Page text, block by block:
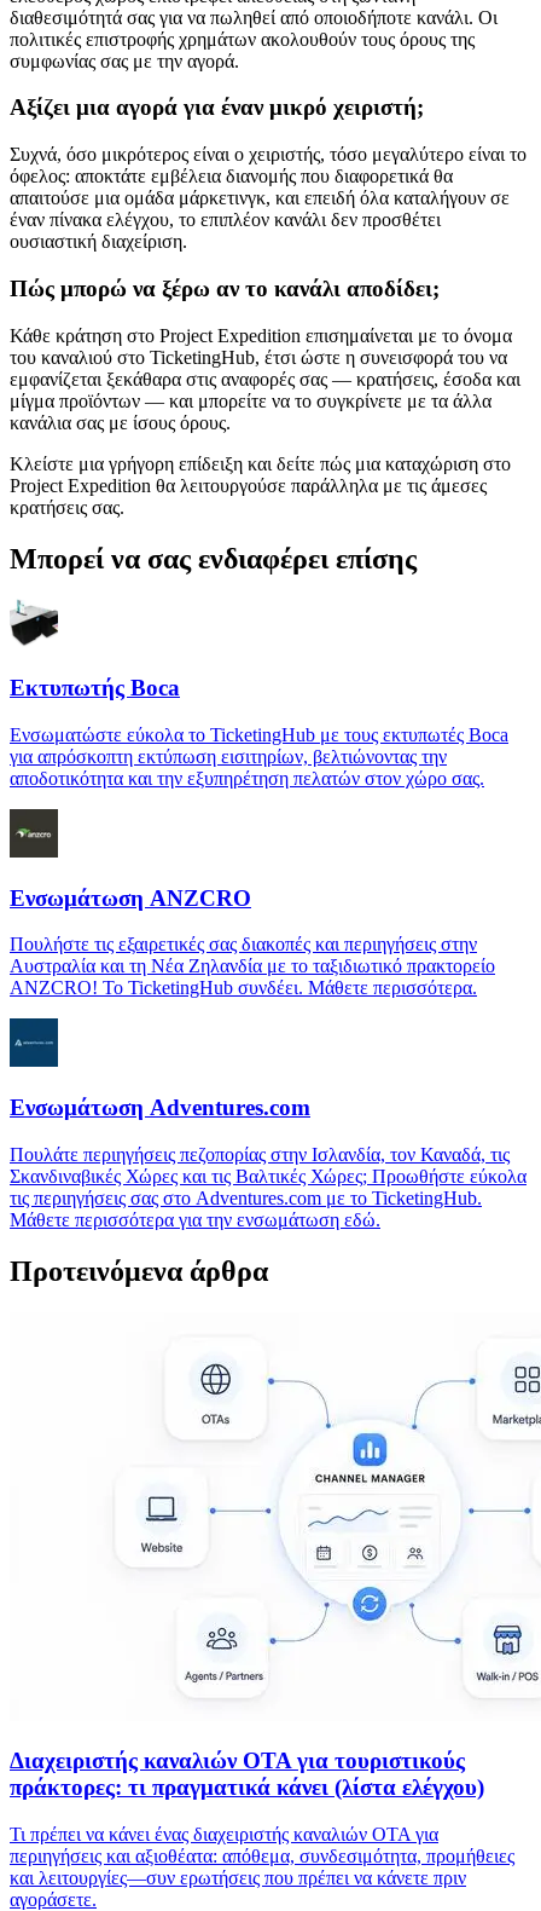
διαθεσιμότητά σας για να πωληθεί από οποιοδήποτε κανάλι. Οι
πολιτικές επιστροφής χρημάτων ακολουθούν τους όρους της
συμφωνίας σας με την αγορά.
Αξίζει μια αγορά για έναν μικρό χειριστή;
Συχνά, όσο μικρότερος είναι ο χειριστής, τόσο μεγαλύτερο είναι το
όφελος: αποκτάτε εμβέλεια διανομής που διαφορετικά θα
απαιτούσε μια ομάδα μάρκετινγκ, και επειδή όλα καταλήγουν σε
έναν πίνακα ελέγχου, το επιπλέον κανάλι δεν προσθέτει
ουσιαστική διαχείριση.
Πώς μπορώ να ξέρω αν το κανάλι αποδίδει;
Κάθε κράτηση στο Project Expedition επισημαίνεται με το όνομα
του καναλιού στο TicketingHub, έτσι ώστε η συνεισφορά του να
εμφανίζεται ξεκάθαρα στις αναφορές σας — κρατήσεις, έσοδα και
μίγμα προϊόντων — και μπορείτε να το συγκρίνετε με τα άλλα
κανάλια σας με ίσους όρους.
Κλείστε μια γρήγορη επίδειξη και δείτε πώς μια καταχώριση στο
Project Expedition θα λειτουργούσε παράλληλα με τις άμεσες
κρατήσεις σας.
Μπορεί να σας ενδιαφέρει επίσης
Εκτυπωτής Boca
Ενσωματώστε εύκολα το TicketingHub με τους εκτυπωτές Boca
για απρόσκοπτη εκτύπωση εισιτηρίων, βελτιώνοντας την
αποδοτικότητα και την εξυπηρέτηση πελατών στον χώρο σας.
Ενσωμάτωση ANZCRO
Πουλήστε τις εξαιρετικές σας διακοπές και περιηγήσεις στην
Αυστραλία και τη Νέα Ζηλανδία με το ταξιδιωτικό πρακτορείο
ANZCRO! Το TicketingHub συνδέει. Μάθετε περισσότερα.
Ενσωμάτωση Adventures.com
Πουλάτε περιηγήσεις πεζοπορίας στην Ισλανδία, τον Καναδά, τις
Σκανδιναβικές Χώρες και τις Βαλτικές Χώρες; Προωθήστε εύκολα
τις περιηγήσεις σας στο Adventures.com με το TicketingHub.
Μάθετε περισσότερα για την ενσωμάτωση εδώ.
Προτεινόμενα άρθρα
Διαχειριστής καναλιών OTA για τουριστικούς
πράκτορες: τι πραγματικά κάνει (λίστα ελέγχου)
Τι πρέπει να κάνει ένας διαχειριστής καναλιών OTA για
περιηγήσεις και αξιοθέατα: απόθεμα, συνδεσιμότητα, προμήθειες
και λειτουργίες—συν ερωτήσεις που πρέπει να κάνετε πριν
αγοράσετε.